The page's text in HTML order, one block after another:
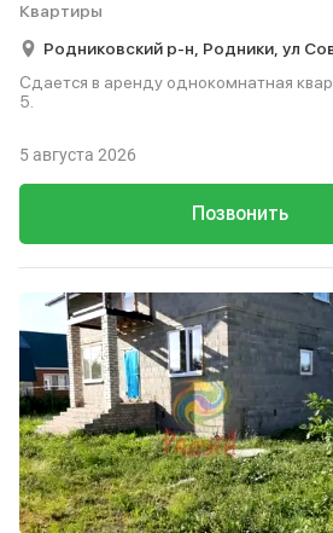
Квартиры
Родниковский р-н, Родники, ул
Сдается в аренду однокомнатная
5.
Позвонить
5 августа 2026